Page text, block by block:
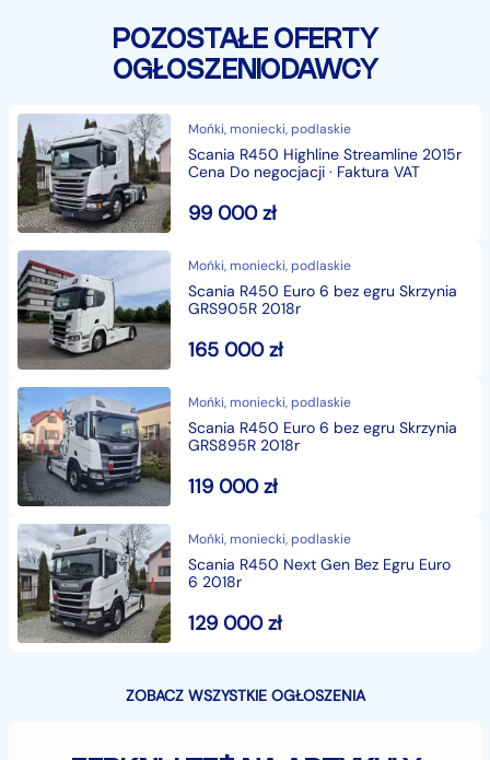
POZOSTAŁE OFERTY
OGŁOSZENIODAWCY
Mońki, moniecki, podlaskie
Scania R450 Highline Streamline 2015r
Cena Do negocjacji · Faktura VAT
99 000zł
Mońki, moniecki, podlaskie
Scania R450 Euro 6 bez egru Skrzynia
GRS905R 2018r
165 000zł
Mońki, moniecki, podlaskie
Scania R450 Euro 6 bez egru Skrzynia
GRS895R 2018r
119 000zł
Mońki, moniecki, podlaskie
Scania R450 Next Gen Bez Egru Euro
6 2018r
129 000zł
ZOBACZ WSZYSTKIE OGŁOSZENIA